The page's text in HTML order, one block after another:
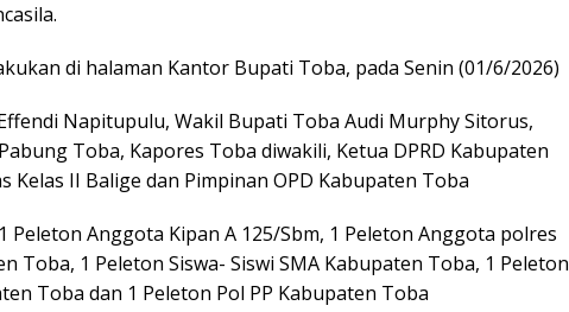
di halaman Kantor Bupati Toba, pada Senin (01/6/2026)
Napitupulu, Wakil Bupati Toba Audi Murphy Sitorus,
Toba, Kapores Toba diwakili, Ketua DPRD Kabupaten
Kelas II Balige dan Pimpinan OPD Kabupaten Toba
Peleton Anggota Kipan A 125/Sbm, 1 Peleton Anggota polres
Toba, 1 Peleton Siswa- Siswi SMA Kabupaten Toba, 1 Peleton
Toba dan 1 Peleton Pol PP Kabupaten Toba